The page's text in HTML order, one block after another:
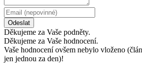
Odeslat
Děkujeme za Vaše podněty.
Děkujeme za Vaše hodnocení.
Vaše hodnocení ovšem nebylo vloženo
jen jednou za den)!